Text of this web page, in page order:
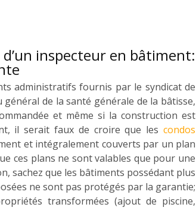
inspecteur en bâtiment:
administratifs fournis par le syndicat de
de la santé générale de la bâtisse,
et même si la construction est
il serait faux de croire que les condos
et intégralement couverts par un plan
ces plans ne sont valables que pour une
sachez que les bâtiments possédant plus
ne sont pas protégés par la garantie;
transformées (ajout de piscine,